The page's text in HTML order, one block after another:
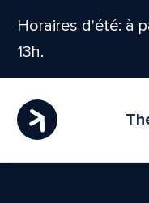
Horaires d'été: à
13h.